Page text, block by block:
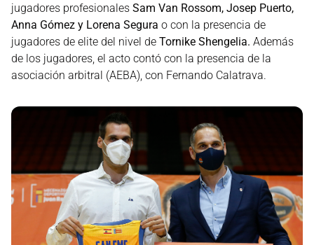
jugadores profesionales Sam Van Rossom, Josep Puerto,
Anna Gómez y Lorena Segura o con la presencia de
jugadores de elite del nivel de Tornike Shengelia. Además
de los jugadores, el acto contó con la presencia de la
asociación arbitral (AEBA), con Fernando Calatrava.